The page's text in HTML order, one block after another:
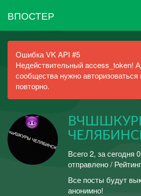
ВПОСТЕР
Ошибка VK API #5
Недействительный access_token!
сообщества нужно авторизоваться
повторно.
Всего 2, за сегодня
отправлено /
Все посты будут
анонимно!